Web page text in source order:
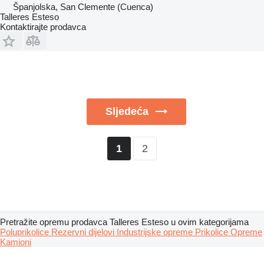
Španjolska, San Clemente (Cuenca)
Talleres Esteso
Kontaktirajte prodavca
Sljedeća
1 2
Pretražite opremu prodavca Talleres Esteso u ovim kategorijama
Poluprikolice Rezervni dijelovi Industrijske opreme Prikolice Opreme
Kamioni